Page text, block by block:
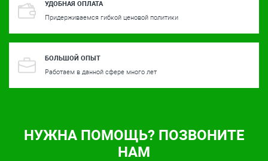
УДОБНАЯ ОПЛАТА
Придерживаемся гибкой ценовой политики
БОЛЬШОЙ ОПЫТ
Работаем в данной сфере много лет
НУЖНА ПОМОЩЬ? ПОЗВОНИТЕ
НАМ